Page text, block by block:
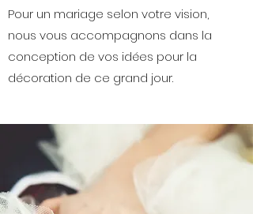
Pour un mariage selon votre vision,
nous vous accompagnons dans la
conception de vos idées pour la
décoration de ce grand jour.